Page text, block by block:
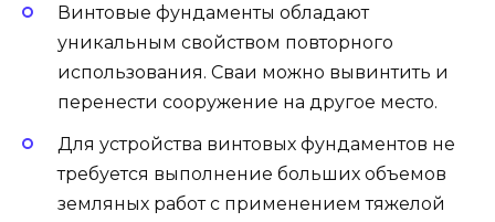
Винтовые фундаменты обладают
уникальным свойством повторного
использования. Сваи можно вывинтить и
перенести сооружение на другое место.
Для устройства винтовых фундаментов не
требуется выполнение больших объемов
земляных работ с применением тяжелой